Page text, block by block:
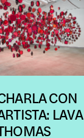
CON
LAVA